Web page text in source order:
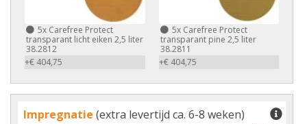
5x Carefree Protect
transparant licht eiken 2,5 liter
38.2812
+€ 404,75
5xCarefree Protect
transparant pine 2,5 liter
38.2811
+€ 404,75
Impregnatie (extra levertijd ca. 6-8 weken)